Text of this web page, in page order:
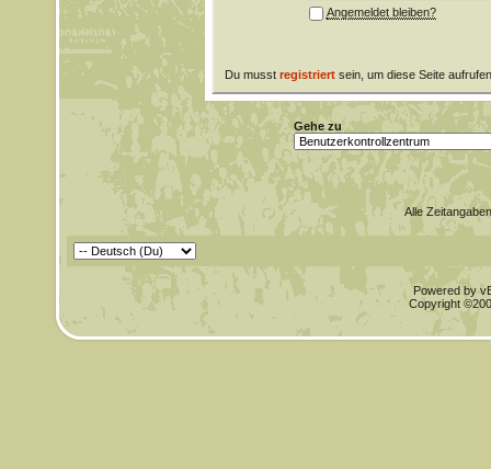
Angemeldet bleiben?
Du musst registriertsein, um diese Seite
Gehe zu
Alle
Powered by
Copyright